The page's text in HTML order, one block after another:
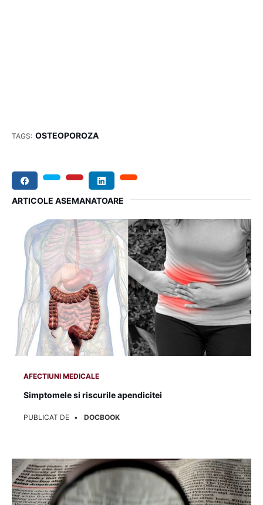
TAGS: OSTEOPOROZA
ARTICOLE ASEMANATOARE
AFECTIUNI MEDICALE
Simptomele si riscurile apendicitei
PUBLICAT DE DOCBOOK